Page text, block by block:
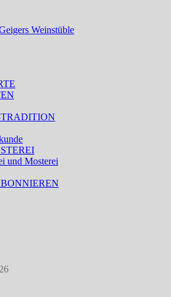
und Mosterei